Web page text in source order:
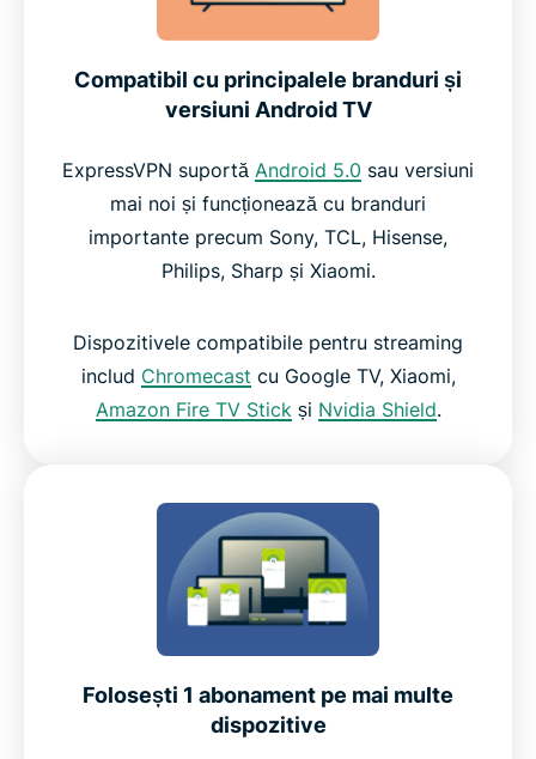
Compatibil cu principalele branduri și
versiuni Android TV
ExpressVPN suportă Android 5.0 sau versiuni
mai noi și funcționează cu branduri
importante precum Sony, TCL, Hisense,
Philips, Sharp și Xiaomi.
Dispozitivele compatibile pentru streaming
includ Chromecast cu Google TV, Xiaomi,
Amazon Fire TV Stick și Nvidia Shield.
Folosești 1 abonament pe mai multe
dispozitive